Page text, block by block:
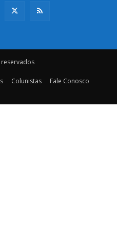
Colunistas
Fale Conosco